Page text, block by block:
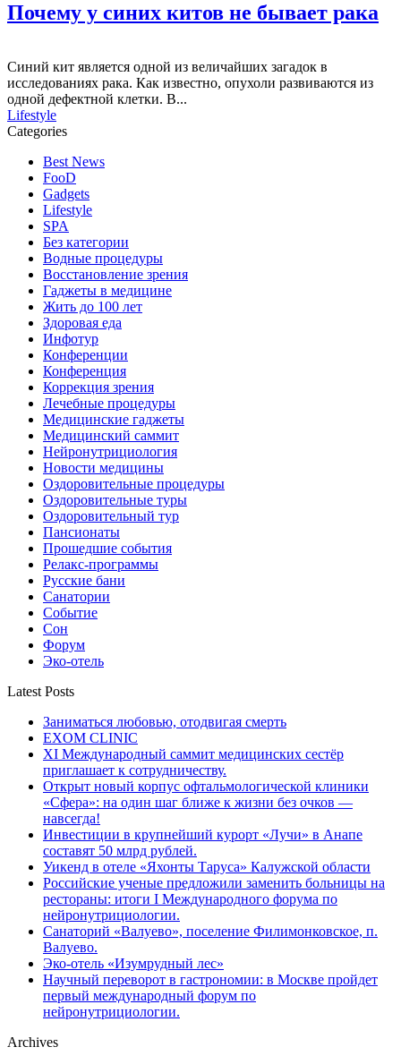
Почему у синих китов не бывает рака
Синий кит является одной из величайших загадок в
исследованиях рака. Как известно, опухоли развиваются из
одной дефектной клетки. В...
Lifestyle
Categories
Best News
FooD
Gadgets
Lifestyle
SPA
Без категории
Водные процедуры
Восстановление зрения
Гаджеты в медицине
Жить до 100 лет
Здоровая еда
Инфотур
Конференции
Конференция
Коррекция зрения
Лечебные процедуры
Медицинские гаджеты
Медицинский саммит
Нейронутрициология
Новости медицины
Оздоровительные процедуры
Оздоровительные туры
Оздоровительный тур
Пансионаты
Прошедшие события
Релакс-программы
Русские бани
Санатории
Событие
Сон
Форум
Эко-отель
Latest Posts
Заниматься любовью, отодвигая смерть
EXOM CLINIC
XI Международный саммит медицинских сестёр
приглашает к сотрудничеству.
Открыт новый корпус офтальмологической клиники
«Сфера»: на один шаг ближе к жизни без очков —
навсегда!
Инвестиции в крупнейший курорт «Лучи» в Анапе
составят 50 млрд рублей.
Уикенд в отеле «Яхонты Таруса» Калужской области
Российские ученые предложили заменить больницы на
рестораны: итоги I Международного форума по
нейронутрициологии.
Санаторий «Валуево», поселение Филимонковское, п.
Валуево.
Эко-отель «Изумрудный лес»
Научный переворот в гастрономии: в Москве пройдет
первый международный форум по
нейронутрициологии.
Archives